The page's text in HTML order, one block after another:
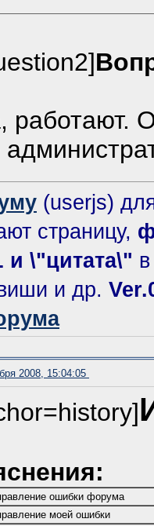
работают.
(userjs)
страницу,
и \"цитата\"
и др.
2008, 15:04:05
ошибки форума
моей ошибки